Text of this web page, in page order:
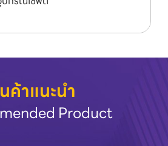
ค้าแนะนำ
Product